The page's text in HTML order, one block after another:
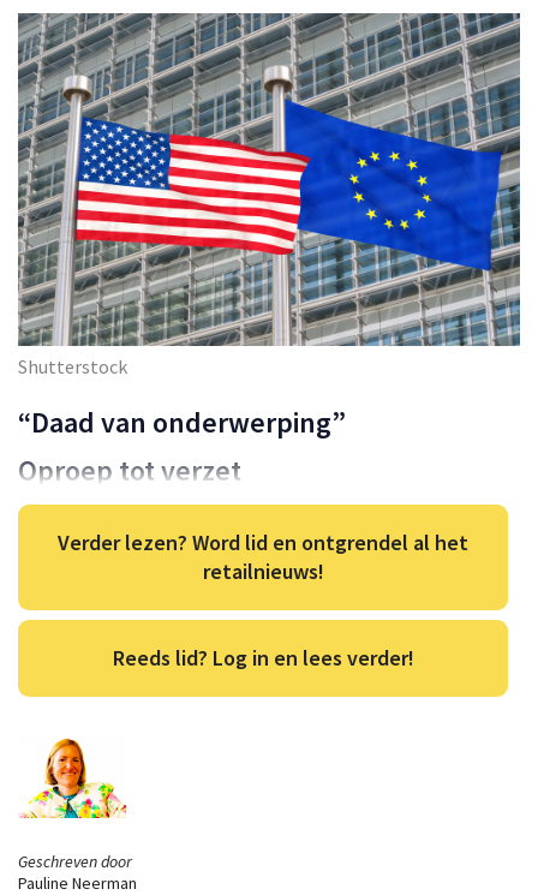
Geschreven door
Pauline Neerman
Shutterstock
“Daad van onderwerping”
Oproep tot verzet
Verder lezen? Word lid en ontgrendel al het
retailnieuws!
Reeds lid? Log in en lees verder!